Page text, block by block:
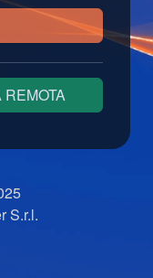
S.r.l.